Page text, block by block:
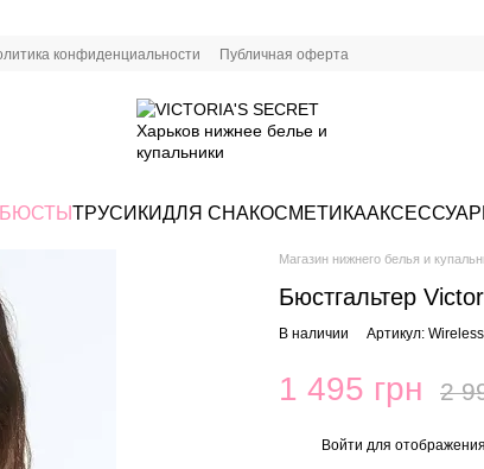
конфиденциальности Публичная оферта
БЮСТЫ ТРУСИКИДЛЯ СНАКОСМЕТИКА
Магазин нижнего белья и
Бюстгальтер
В наличии Артикул:
1 495 грн 2
Войти для